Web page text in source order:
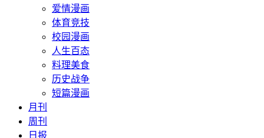
爱情漫画
体育竞技
校园漫画
人生百态
料理美食
历史战争
短篇漫画
月刊
周刊
日报